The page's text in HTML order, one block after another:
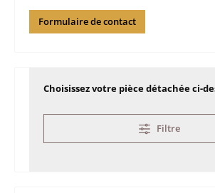
Formulaire de contact
Choisissez votre pièce détachée ci-
Filtre